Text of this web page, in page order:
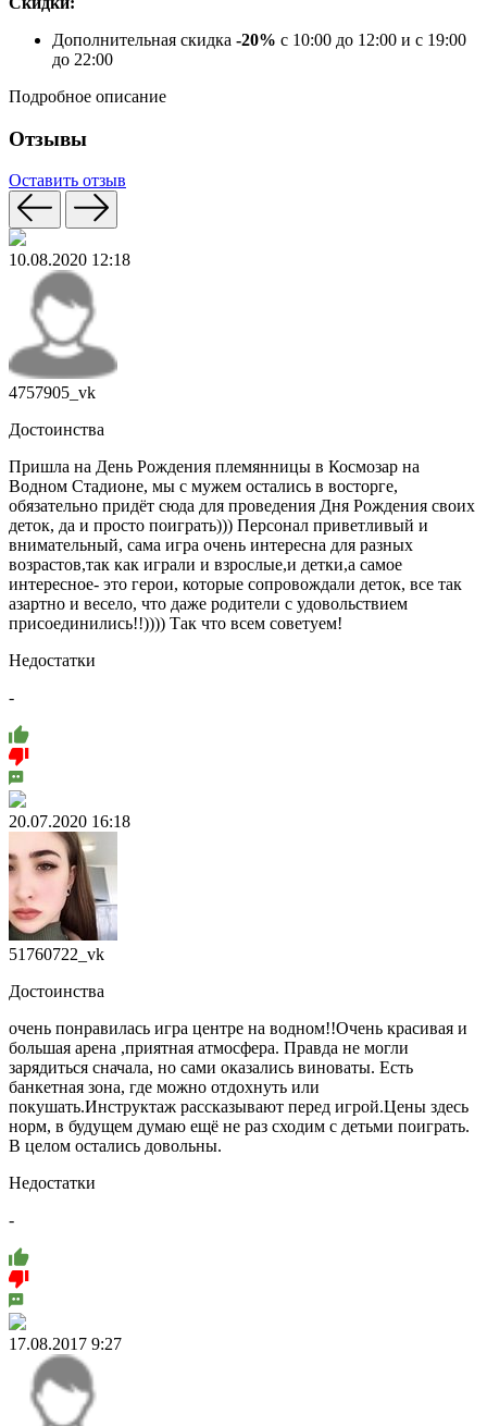
Дополнительная скидка -20% с 10:00 до 12:00 и с 19:00
до 22:00
Подробное описание
Отзывы
Оставить отзыв
10.08.2020 12:18
4757905_vk
Достоинства
Пришла на День Рождения племянницы в Космозар на
Водном Стадионе, мы с мужем остались в восторге,
обязательно придёт сюда для проведения Дня Рождения своих
деток, да и просто поиграть))) Персонал приветливый и
внимательный, сама игра очень интересна для разных
возрастов,так как играли и взрослые,и детки,а самое
интересное- это герои, которые сопровождали деток, все так
азартно и весело, что даже родители с удовольствием
присоединились!!)))) Так что всем советуем!
Недостатки
-
20.07.2020 16:18
51760722_vk
Достоинства
очень понравилась игра центре на водном!!Очень красивая и
большая арена ,приятная атмосфера. Правда не могли
зарядиться сначала, но сами оказались виноваты. Есть
банкетная зона, где можно отдохнуть или
покушать.Инструктаж рассказывают перед игрой.Цены здесь
норм, в будущем думаю ещё не раз сходим с детьми поиграть.
В целом остались довольны.
Недостатки
-
17.08.2017 9:27